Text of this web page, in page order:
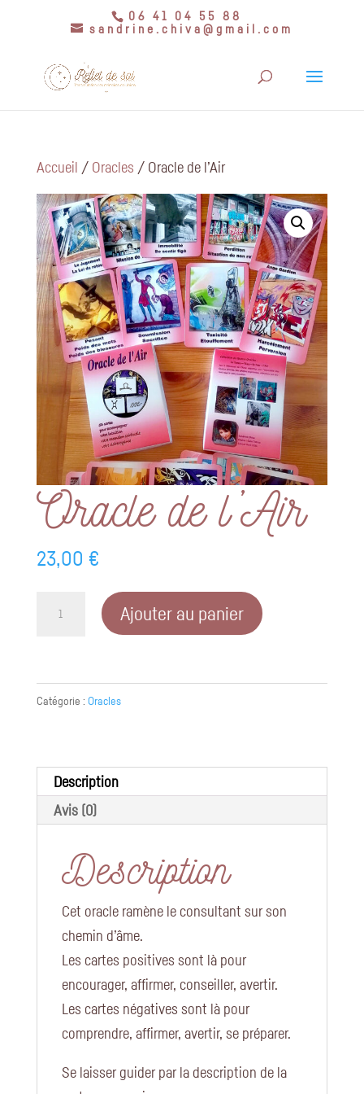
06 41 04 55 88
sandrine.chiva@gmail.com
Accueil / Oracles / Oracle de l’Air
Oracle de l’Air
23,00 €
l'Air
Ajouter au panier
Catégorie : Oracles
Description
Avis (0)
Description
Cet oracle ramène le consultant sur son
chemin d’âme.
Les cartes positives sont là pour
encourager, affirmer, conseiller, avertir.
Les cartes négatives sont là pour
comprendre, affirmer, avertir, se préparer.
Se laisser guider par la description de la